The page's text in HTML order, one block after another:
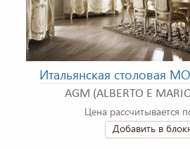
Итальянская столовая
AGM (ALBERTO E
Цена рассчитывается
Добавить в